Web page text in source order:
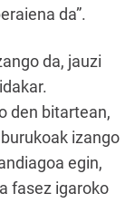
da”.
da, jauzi
den bitartean,
izango
egin,
fasez igaroko